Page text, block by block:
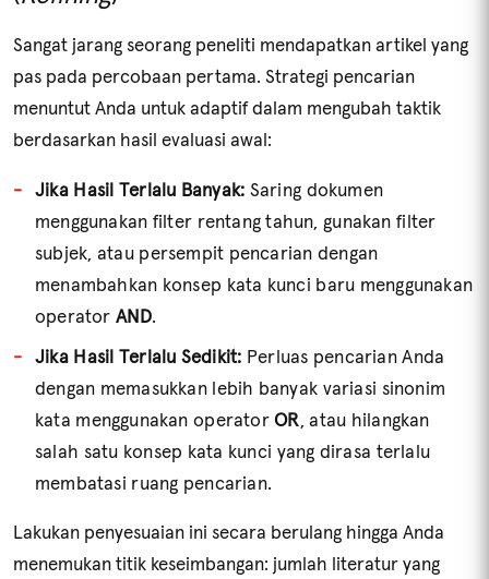
Sangat jarang seorang peneliti mendapatkan artikel yang
pas pada percobaan pertama. Strategi pencarian
menuntut Anda untuk adaptif dalam mengubah taktik
berdasarkan hasil evaluasi awal:
Jika Hasil Terlalu Banyak: Saring dokumen
menggunakan filter rentang tahun, gunakan filter
subjek, atau persempit pencarian dengan
menambahkan konsep kata kunci baru menggunakan
operatorAND.
Jika Hasil Terlalu Sedikit: Perluas pencarian Anda
dengan memasukkan lebih banyak variasi sinonim
kata menggunakan operatorOR, atau hilangkan
salah satu konsep kata kunci yang dirasa terlalu
membatasi ruang pencarian.
Lakukan penyesuaian ini secara berulang hingga Anda
menemukan titik keseimbangan: jumlah literatur yang
KRITERIA
Cari